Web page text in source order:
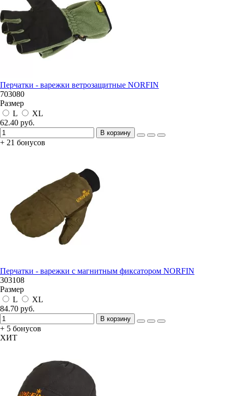
Перчатки - варежки ветрозащитные NORFIN
703080
Размер
L
XL
62.40 руб.
В корзину
+ 21 бонусов
Перчатки - варежки с магнитным фиксатором NORFIN
303108
Размер
L
XL
84.70 руб.
В корзину
+ 5 бонусов
ХИТ